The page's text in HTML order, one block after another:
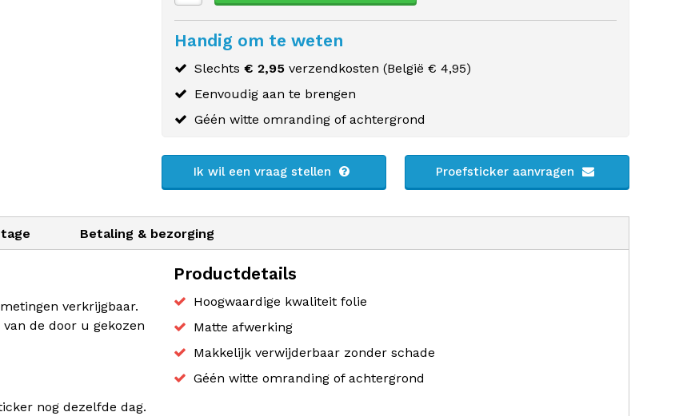
Handig om te weten
Slechts € 2,95 verzendkosten (België € 4,95)
Eenvoudig aan te brengen
Géén witte omranding of achtergrond
Ik wil een vraag stellen Proefsticker aanvragen
Betaling & bezorging
verkrijgbaar.
de door u gekozen
nog dezelfde dag.
Productdetails
Hoogwaardige kwaliteit folie
Matte afwerking
Makkelijk verwijderbaar zonder schade
Géén witte omranding of achtergrond